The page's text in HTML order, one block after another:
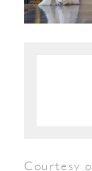
Courtesy